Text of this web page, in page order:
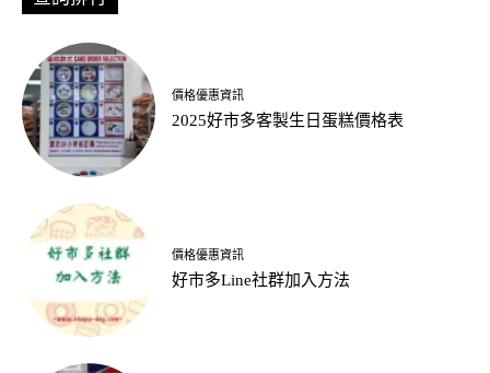
價格優惠資訊
2025好市多客製生日蛋糕價格表
價格優惠資訊
好市多Line社群加入方法